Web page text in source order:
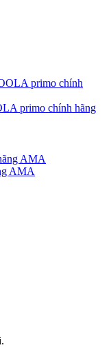
primo chính hãng
AMA